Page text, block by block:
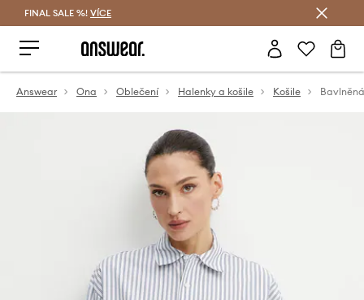
FINAL SALE %! VÍCE
Answear Ona Oblečení Halenky a košile Košile